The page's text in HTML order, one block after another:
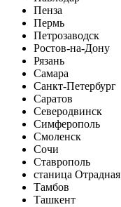
Пенза
Пермь
Петрозаводск
Ростов-на-Дону
Рязань
Самара
Санкт-Петербург
Саратов
Северодвинск
Симферополь
Смоленск
Сочи
Ставрополь
станица Отрадная
Тамбов
Ташкент